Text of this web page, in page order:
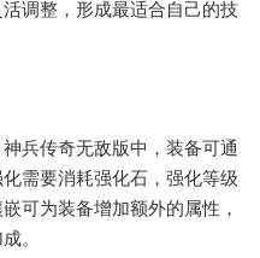
调整，形成最适合自己的技
兵传奇无敌版中，装备可通
需要消耗强化石，强化等级
可为装备增加额外的属性，
。